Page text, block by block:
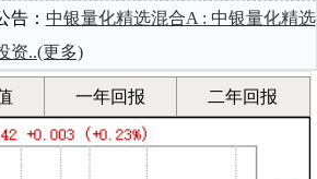
告： 中银量化精选混合A : 中银量化精选
资..(更多)
一年回报 二年回报